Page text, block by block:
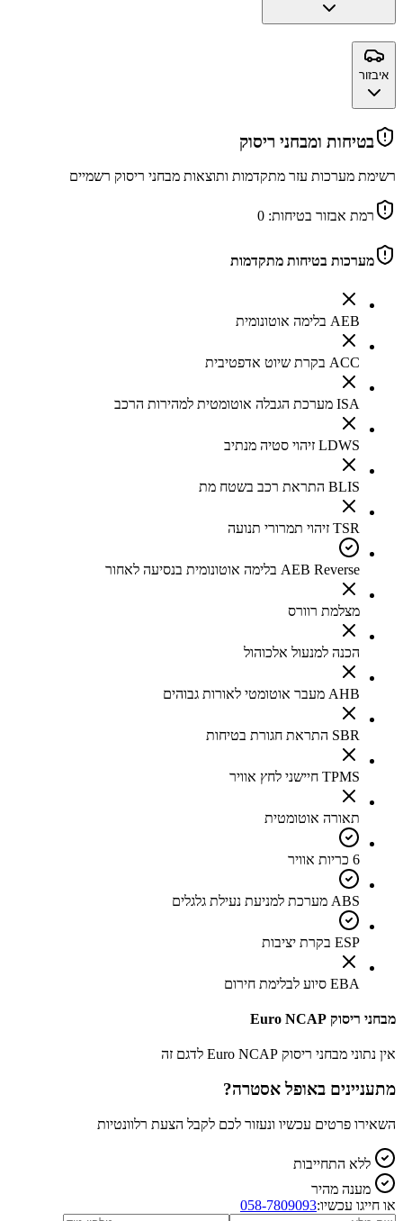
איבזור
בטיחות ומבחני ריסוק
רשימת מערכות עזר מתקדמות ותוצאות מבחני ריסוק רשמיים
רמת אבזור בטיחות: 0
מערכות בטיחות מתקדמות
AEB בלימה אוטונומית
ACC בקרת שיוט אדפטיבית
ISA מערכת הגבלה אוטומטית למהירות הרכב
LDWS זיהוי סטיה מנתיב
BLIS התראת רכב בשטח מת
TSR זיהוי תמרורי תנועה
AEB Reverse בלימה אוטונומית בנסיעה לאחור
מצלמת רוורס
הכנה למנעול אלכוהול
AHB מעבר אוטומטי לאורות גבוהים
SBR התראת חגורת בטיחות
TPMS חיישני לחץ אוויר
תאורה אוטומטית
6 כריות אוויר
ABS מערכת למניעת נעילת גלגלים
ESP בקרת יציבות
EBA סיוע לבלימת חירום
מבחני ריסוק Euro NCAP
אין נתוני מבחני ריסוק Euro NCAP לדגם זה
מתעניינים באופל אסטרה?
השאירו פרטים עכשיו ונעזור לכם לקבל הצעת רלוונטיות
ללא התחייבות
מענה מהיר
או חייגו עכשיו:058-7809093